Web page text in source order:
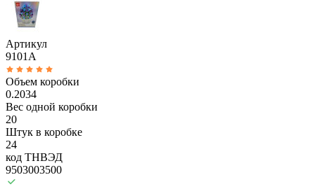
Артикул
9101A
Объем коробки
0.2034
Вес одной коробки
20
Штук в коробке
24
код ТНВЭД
9503003500